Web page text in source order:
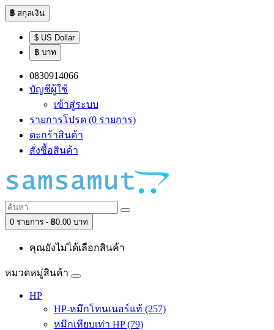
฿ สกุลเงิน
$ US Dollar
฿ บาท
0830914066
บัญชีผู้ใช้
เข้าสู่ระบบ
รายการโปรด (0 รายการ)
ตะกร้าสินค้า
สั่งซื้อสินค้า
0 รายการ - ฿0.00 บาท
คุณยังไม่ได้เลือกสินค้า
หมวดหมู่สินค้า
HP
HP-หมึกโทนเนอร์แท้ (257)
หมึกเทียบเท่า HP (79)